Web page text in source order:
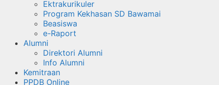
Ektrakurikuler
Program Kekhasan SD Bawamai
Beasiswa
e-Raport
Alumni
Direktori Alumni
Info Alumni
Kemitraan
PPDB Online